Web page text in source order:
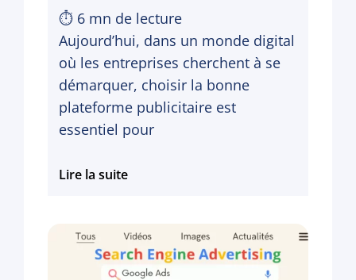
⏱ 6 mn de lecture
Aujourd’hui, dans un monde digital
où les entreprises cherchent à se
démarquer, choisir la bonne
plateforme publicitaire est
essentiel pour
Lire la suiteMeta
Ads
:
quel